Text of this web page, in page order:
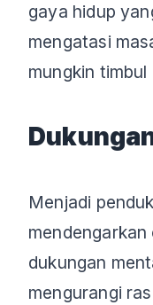
gaya hidup
mengatasi
mungkin
Menjadi
dukungan
mengurangi